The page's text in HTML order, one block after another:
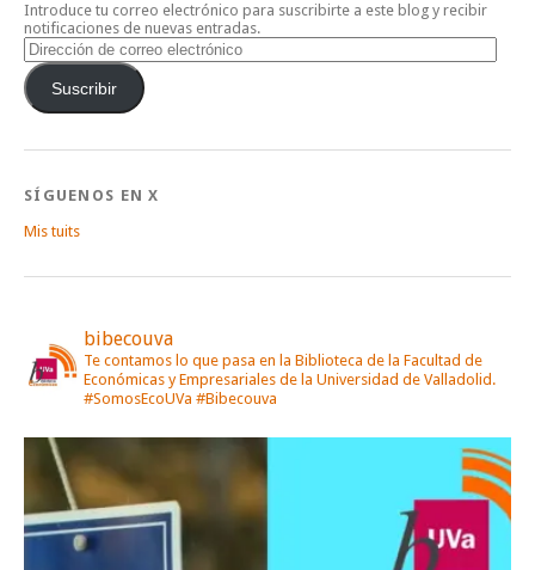
Introduce tu correo electrónico para suscribirte a este blog y recibir
notificaciones de nuevas entradas.
Dirección
de
correo
electrónico
Suscribir
SÍGUENOS EN X
Mis tuits
bibecouva
Te contamos lo que pasa en la Biblioteca de la Facultad de
Económicas y Empresariales de la Universidad de Valladolid.
#SomosEcoUVa #Bibecouva